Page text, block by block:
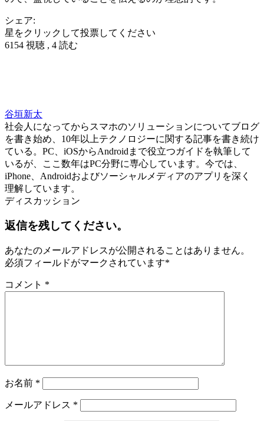
シェア:
星をクリックして投票してください
6154 視聴 , 4 読む
谷垣新太
社会人になってからスマホのソリューションについてブログ
を書き始め、10年以上テクノロジーに関する記事を書き続け
ている。PC、iOSからAndroidまで役立つガイドを執筆して
いるが、ここ数年はPC分野に専心しています。今では、
iPhone、Androidおよびソーシャルメディアのアプリを深く
理解しています。
ディスカッション
返信を残してください。
あなたのメールアドレスが公開されることはありません。
必須フィールドがマークされています*
コメント *
お名前 *
メールアドレス *